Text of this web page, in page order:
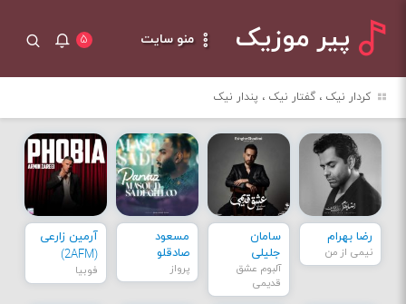
پیر موزیک منو سایت ۵
کردار نیک ، گفتار نیک ، پندار نیک
رضا بهرام
نیمی از من
سامان
جلیلی
آلبوم عشق
قدیمی
مسعود
صادقلو
پرواز
آرمین زارعی
(2AFM)
فوبیا